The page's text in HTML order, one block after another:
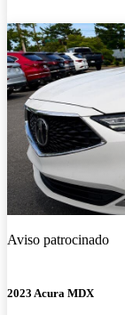
Aviso patrocinado
2023 Acura MDX